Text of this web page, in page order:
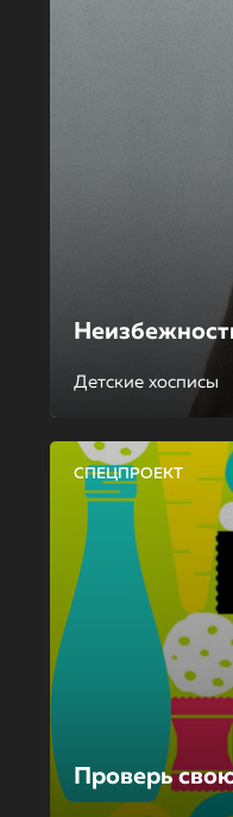
Детские хосписы
СПЕЦПРОЕКТ
Проверь